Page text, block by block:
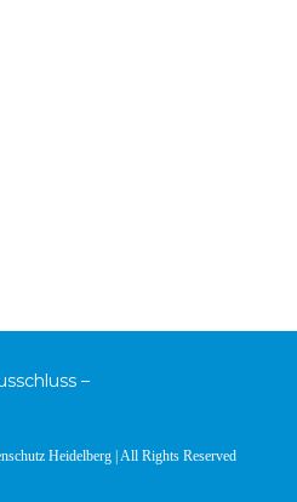
–
Heidelberg | All Rights Reserved